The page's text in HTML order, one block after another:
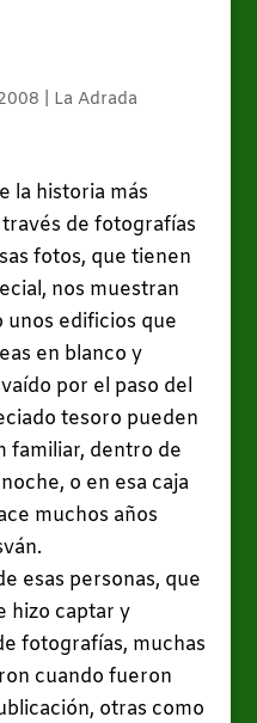
La Adrada
la historia más
de fotografías
fotos, que tienen
nos muestran
unos edificios que
en blanco y
por el paso del
tesoro pueden
familiar, dentro de
o en esa caja
muchos años
esas personas, que
hizo captar y
fotografías, muchas
cuando fueron
otras como